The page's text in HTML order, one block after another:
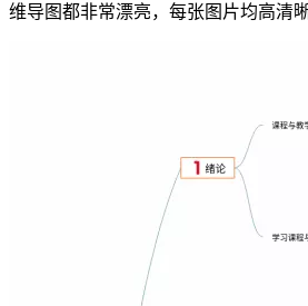
维导图都非常漂亮，每张图片均高清